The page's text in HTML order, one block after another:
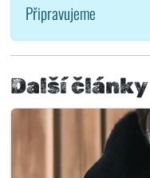
Připravujeme
Další články